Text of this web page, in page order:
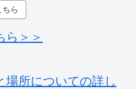
ら
ら＞＞
場所についての詳し